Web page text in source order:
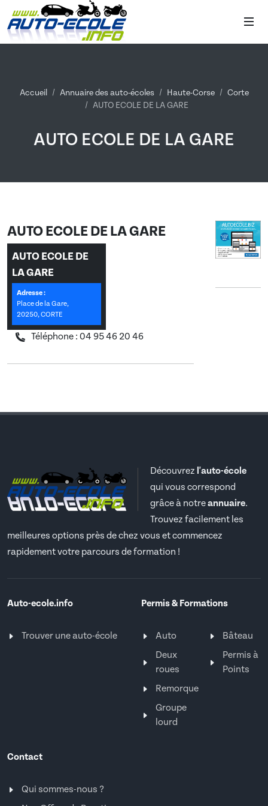
Accueil Annuaire des auto-écoles Haute-Corse
Corte
AUTO ECOLE DE LA GARE
AUTO ECOLE DE LA GARE
AUTO ECOLE DE LA GARE
Coordonnées
Place de la Gare
20250, Corte
Téléphone : 04 95 46 20 46
AUTO ECOLE DE
LA GARE
Adresse :
Place de la Gare,
20250, CORTE
Découvrez l'auto-école
qui vous correspond
grâce à notreannuaire.
Trouvez facilement les
meilleures options près de chez vous et commencez
rapidement votre parcours de formation !
Auto-ecole.info
Trouver une auto-école
Permis & Formations
Auto
Deux
roues
Remorque
Groupe
lourd
Bâteau
Permis à
Points
Contact
Qui sommes-nous ?